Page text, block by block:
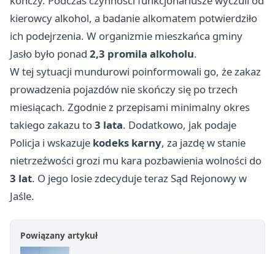
kierowcy alkohol, a badanie alkomatem potwierdziło
ich podejrzenia. W organizmie mieszkańca gminy
Jasło było ponad 2,3 promila alkoholu.
W tej sytuacji mundurowi poinformowali go, że zakaz
prowadzenia pojazdów nie skończy się po trzech
miesiącach. Zgodnie z przepisami minimalny okres
takiego zakazu to3 lata. Dodatkowo, jak podaje
Policja i wskazuje kodeks karny, za jazdę w stanie
nietrzeźwości grozi mu kara pozbawienia wolności do
3 lat. O jego losie zdecyduje teraz Sąd Rejonowy w
Jaśle.
Powiązany artykuł